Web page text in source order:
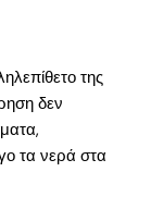
της
δεν
τα νερά στα